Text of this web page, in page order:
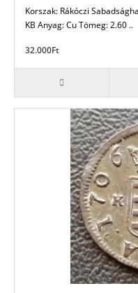
Korszak: Rákóczi
KB Anyag: Cu Tömeg: 2.60 ..
32.000Ft